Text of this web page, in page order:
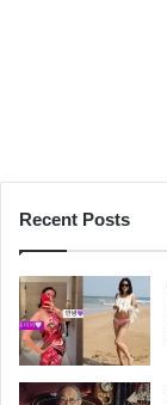
Recent Posts